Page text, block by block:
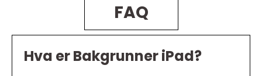
FAQ
Hva er Bakgrunner iPad?